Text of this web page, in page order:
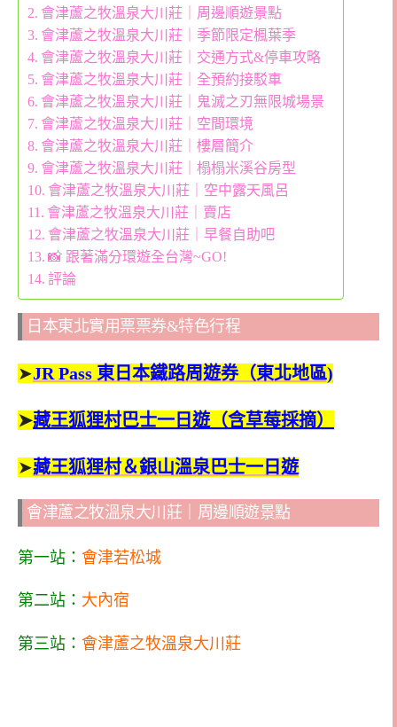
會津蘆之牧溫泉大川莊｜周邊順遊景點
會津蘆之牧溫泉大川莊｜季節限定楓葉季
會津蘆之牧溫泉大川莊｜交通方式&停車攻略
會津蘆之牧溫泉大川莊｜全預約接駁車
會津蘆之牧溫泉大川莊｜鬼滅之刃無限城場景
會津蘆之牧溫泉大川莊｜空間環境
會津蘆之牧溫泉大川莊｜樓層簡介
會津蘆之牧溫泉大川莊｜榻榻米溪谷房型
會津蘆之牧溫泉大川莊｜空中露天風呂
會津蘆之牧溫泉大川莊｜賣店
會津蘆之牧溫泉大川莊｜早餐自助吧
📸 跟著滿分環遊全台灣~GO!
評論
日本東北實用票票券&特色行程
➤JR Pass 東日本鐵路周遊券（東北地區)
➤藏王狐狸村巴士一日遊（含草莓採摘）
➤藏王狐狸村＆銀山溫泉巴士一日遊
會津蘆之牧溫泉大川莊｜周邊順遊景點
第一站： 會津若松城
第二站： 大內宿
第三站： 會津蘆之牧溫泉大川莊